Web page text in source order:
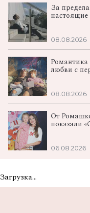
За
настоящие
08.08.2026
Романтика
любви с
08.08.2026
От
показали
06.08.2026
Загрузка...